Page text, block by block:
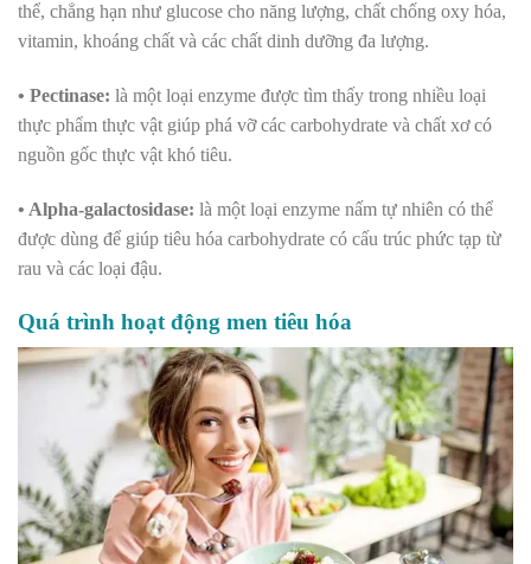
thể, chẳng hạn như glucose cho năng lượng, chất chống oxy hóa,
vitamin, khoáng chất và các chất dinh dưỡng đa lượng.
• Pectinase: là một loại enzyme được tìm thấy trong nhiều loại
thực phẩm thực vật giúp phá vỡ các carbohydrate và chất xơ có
nguồn gốc thực vật khó tiêu.
• Alpha-galactosidase: là một loại enzyme nấm tự nhiên có thể
được dùng để giúp tiêu hóa carbohydrate có cấu trúc phức tạp từ
rau và các loại đậu.
Quá trình hoạt động men tiêu hóa